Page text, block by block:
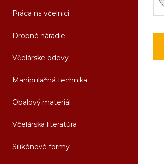
Práca na včelnici
Drobné náradie
Včelárske odevy
Manipulačná technika
Obalový materiál
Včelárska literatúra
Silikónové formy